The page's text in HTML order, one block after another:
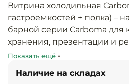
Витрина холодильная
гастроемкостей + полка) –
барной серии Carboma для
хранения, презентации и
разнообразных блюд в
супермаркетах.
Показать ещё
Наличие на складах